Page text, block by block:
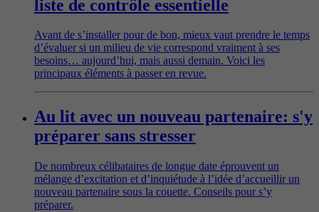
liste de contrôle essentielle
Avant de s’installer pour de bon, mieux vaut prendre le temps
d’évaluer si un milieu de vie correspond vraiment à ses
besoins… aujourd’hui, mais aussi demain. Voici les
principaux éléments à passer en revue.
Au lit avec un nouveau partenaire: s'y
préparer sans stresser
De nombreux célibataires de longue date éprouvent un
mélange d’excitation et d’inquiétude à l’idée d’accueillir un
nouveau partenaire sous la couette. Conseils pour s’y
préparer.